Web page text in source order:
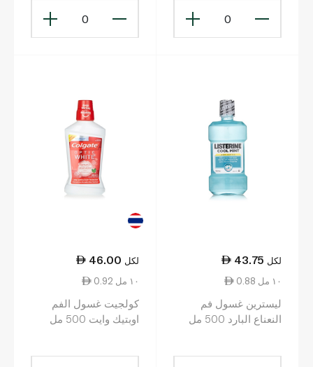
0
0
43.75 لكل
0.88 ١٠ مل
ليسترين غسول فم
النعناع البارد 500 مل
46.00 لكل
0.92 ١٠ مل
كولجيت غسول الفم
اوبتيك وايت 500 مل